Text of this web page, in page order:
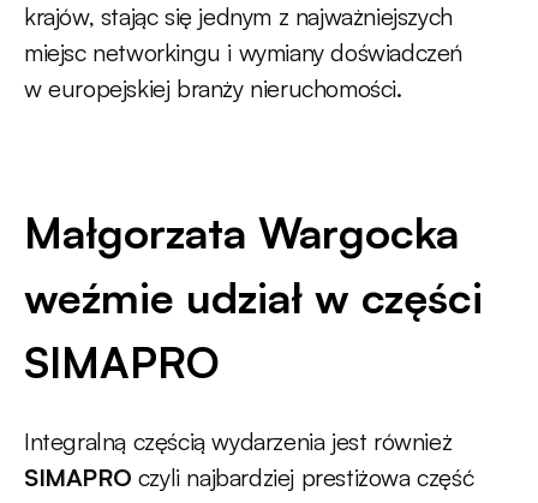
krajów, stając się jednym z najważniejszych
miejsc networkingu i wymiany doświadczeń
w europejskiej branży nieruchomości.
Małgorzata Wargocka
weźmie udział w części
SIMAPRO
Integralną częścią wydarzenia jest również
SIMAPRO czylinajbardziej prestiżowa część